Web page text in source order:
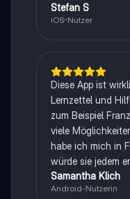
Stefan S
iOS-Nutzer
Diese App ist
Lernzettel und
zum Beispiel
viele
habe ich mich in
würde sie jedem
Samantha Klich
Android-Nutzerin